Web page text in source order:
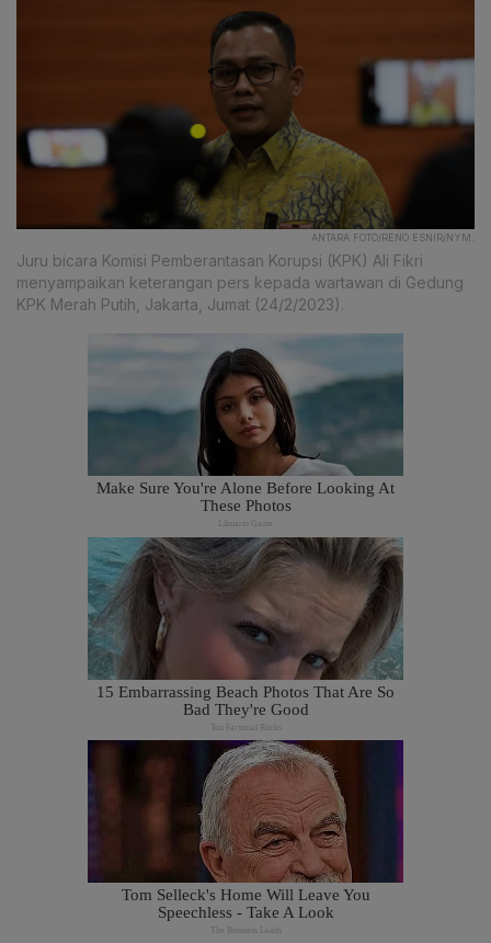
ANTARA FOTO/RENO ESNIR/NYM.
Juru bicara Komisi Pemberantasan Korupsi (KPK) Ali Fikri
menyampaikan keterangan pers kepada wartawan di Gedung
KPK Merah Putih, Jakarta, Jumat (24/2/2023).